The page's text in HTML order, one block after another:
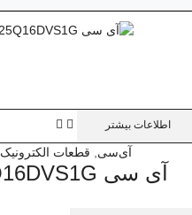
اطلاعات بیشتر
آی‌سی قطعات الکترونیک
آی‌ سی 25Q16DVS1G